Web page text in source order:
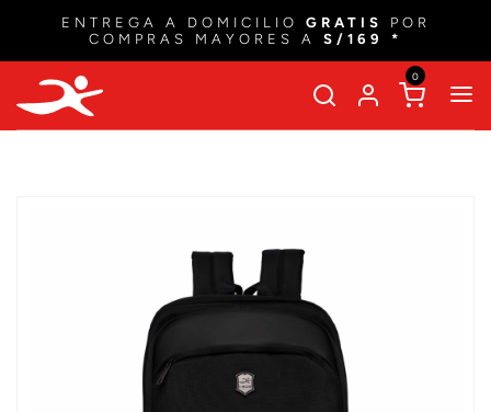
ENTREGA A DOMICILIO GRATIS
POR
COMPRAS MAYORES A S/169 *
0